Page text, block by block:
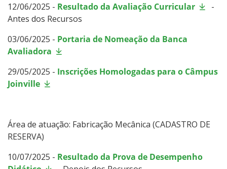
12/06/2025 - Resultado da Avaliação Curricular
-
Antes dos Recursos
03/06/2025 - Portaria de Nomeação da Banca
Avaliadora
29/05/2025 - Inscrições Homologadas para o Câmpus
Joinville
Área de atuação: Fabricação Mecânica (CADASTRO DE
RESERVA)
10/07/2025 - Resultado da Prova de Desempenho